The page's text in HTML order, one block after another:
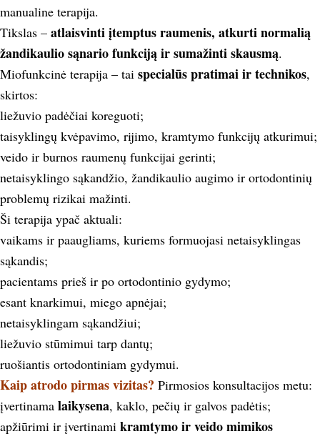
manualine terapija.
Tikslas – atlaisvinti įtemptus raumenis, atkurti normalią
žandikaulio sąnario funkciją ir sumažinti skausmą.
Miofunkcinė terapija – tai specialūs pratimai ir technikos,
skirtos:
liežuvio padėčiai koreguoti;
taisyklingų kvėpavimo, rijimo, kramtymo funkcijų atkurimui;
veido ir burnos raumenų funkcijai gerinti;
netaisyklingo sąkandžio, žandikaulio augimo ir ortodontinių
problemų rizikai mažinti.
Ši terapija ypač aktuali:
vaikams ir paaugliams, kuriems formuojasi netaisyklingas
sąkandis;
pacientams prieš ir po ortodontinio gydymo;
esant knarkimui, miego apnėjai;
netaisyklingam sąkandžiui;
liežuvio stūmimui tarp dantų;
ruošiantis ortodontiniam gydymui.
Kaip atrodo pirmas vizitas? Pirmosios konsultacijos metu:
įvertinama laikysena, kaklo, pečių ir galvos padėtis;
apžiūrimi ir įvertinami kramtymo ir veido mimikos